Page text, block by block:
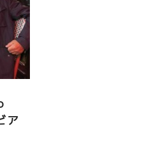
利益
い
世界
然的
通の
り手
え
と、
く
、ど
、
酔っ
イン
ア